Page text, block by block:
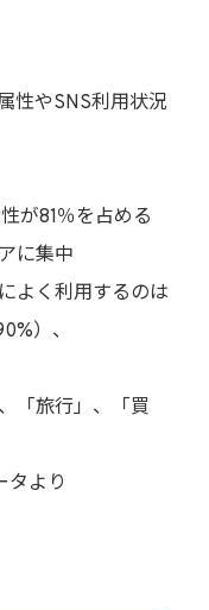
性やSNS利用状況
が81％を占める
に集中
よく利用するのは
）、
「旅行」、「買
タより